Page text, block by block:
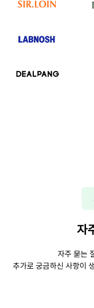
자
자주 묻는
추가로 궁금하신 사항이